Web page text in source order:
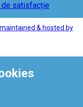
de satisfacție
& hosted by